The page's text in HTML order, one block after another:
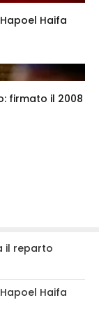
Haifa
firmato il 2008
il reparto
Haifa